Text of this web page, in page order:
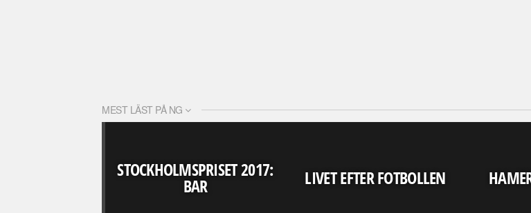
MEST LÄST PÅ NG
STOCKHOLMSPRISET 2017:
BAR LIVET EFTER FOTBOLLEN